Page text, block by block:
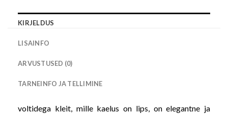
KIRJELDUS
LISAINFO
ARVUSTUSED (0)
TARNEINFO JA TELLIMINE
voltidega kleit, mille kaelus on lips, on elegantne ja